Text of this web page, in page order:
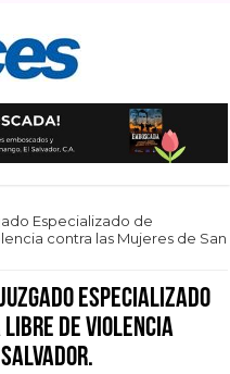
Especializado de
contra las Mujeres de San
Especializado
libre de Violencia